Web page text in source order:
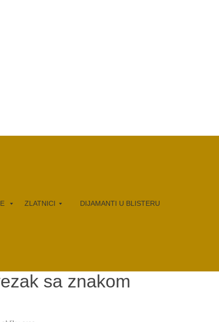
ZLATNICI
DIJAMANTI U BLISTERU
sa znakom